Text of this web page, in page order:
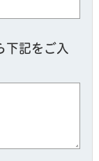
下記をご入